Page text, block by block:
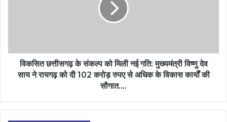
विकसित छत्तीसगढ़ के संकल्प को मिली नई गति: मुख्यमंत्री विष्णु देव
साय ने रायगढ़ को दी 102 करोड़ रुपए से अधिक के विकास कार्यों की
सौगात….